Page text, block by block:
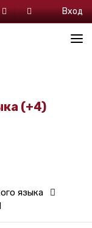
Вход
(+4)
языка